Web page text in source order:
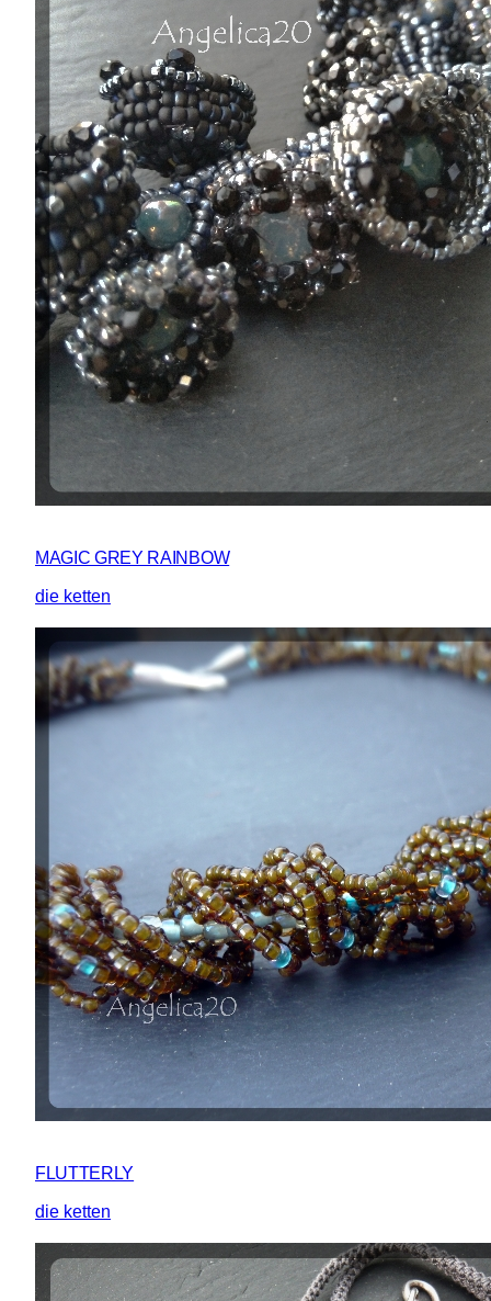
MAGIC GREY RAINBOW
die ketten
FLUTTERLY
die ketten